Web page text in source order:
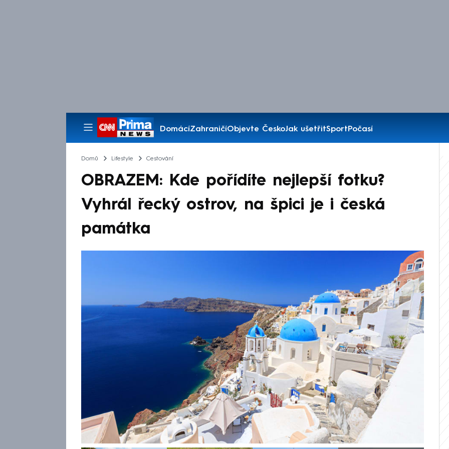
DomácíZahraničíObjevte ČeskoJak ušetřitSportPočasí
Pořady
Domů Lifestyle Cestování
OBRAZEM: Kde pořídíte nejlepší fotku?
Vyhrál řecký ostrov, na špici je i česká
památka